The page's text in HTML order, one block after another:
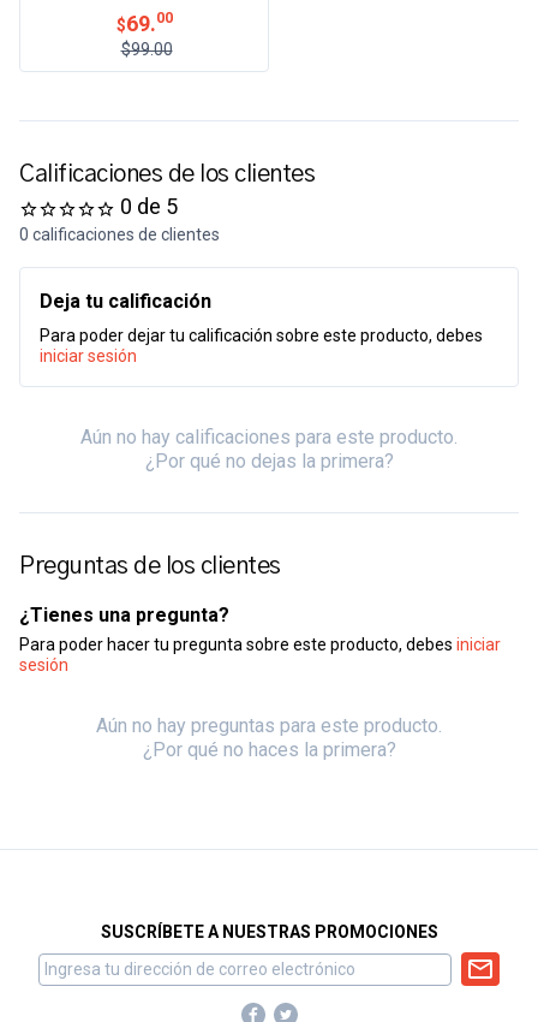
$69.00
$99.00
Calificaciones de los clientes
0 de 5
0 calificaciones de clientes
Deja tu calificación
Para poder dejar tu calificación sobre este producto, debes
iniciar sesión
Aún no hay calificaciones para este producto.
¿Por qué no dejas la primera?
Preguntas de los clientes
¿Tienes una pregunta?
Para poder hacer tu pregunta sobre este producto, debes iniciar
sesión
Aún no hay preguntas para este producto.
¿Por qué no haces la primera?
SUSCRÍBETE A NUESTRAS PROMOCIONES